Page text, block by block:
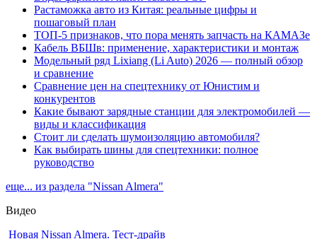
Растаможка авто из Китая: реальные цифры и
пошаговый план
ТОП-5 признаков, что пора менять запчасть на КАМАЗе
Кабель ВБШв: применение, характеристики и монтаж
Модельный ряд Lixiang (Li Auto) 2026 — полный обзор
и сравнение
Сравнение цен на спецтехнику от Юнистим и
конкурентов
Какие бывают зарядные станции для электромобилей —
виды и классификация
Стоит ли сделать шумоизоляцию автомобиля?
Как выбирать шины для спецтехники: полное
руководство
еще... из раздела "Nissan Almera"
Видео
Новая Nissan Almera. Тест-драйв